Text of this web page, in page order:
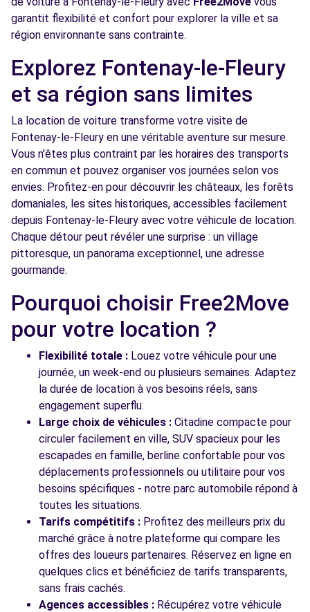
Free2Move Rent - AUTO SERVICE PORT
MARLY - LE PORT-MARLY (C)
km
27 ROUTE DE VERSAILLES
LE PORT-MARLY, 78560
Voir l'agence
Free2Move Rent - GARAGE MARTEL & FILS -
JOUARS-PONTCHARTRAIN (C)
8.8
5 ROUTE DE MOULIN NEUF
JOUARS-PONTCHARTRAIN, 78760
Voir l'agence
Free2Move Rent - DAW - MAGNY-LES-
HAMEAUX (C)
9.6
MAGNY-LES-HAMEAUX, 78114
Voir l'agence
Voir toutes les agences
garantit flexibilité et confort pour explorer la ville et sa
région environnante sans contrainte.
Explorez Fontenay-le-Fleury
et sa région sans limites
La location de voiture transforme votre visite de
Fontenay-le-Fleury en une véritable aventure sur mesure.
Vous n'êtes plus contraint par les horaires des transports
en commun et pouvez organiser vos journées selon vos
envies. Profitez-en pour découvrir les châteaux, les forêts
domaniales, les sites historiques, accessibles facilement
depuis Fontenay-le-Fleury avec votre véhicule de location.
Chaque détour peut révéler une surprise : un village
pittoresque, un panorama exceptionnel, une adresse
gourmande.
Pourquoi choisir Free2Move
pour votre location ?
Flexibilité totale : Louez votre véhicule pour une
journée, un week-end ou plusieurs semaines. Adaptez
la durée de location à vos besoins réels, sans
engagement superflu.
Large choix de véhicules : Citadine compacte pour
circuler facilement en ville, SUV spacieux pour les
escapades en famille, berline confortable pour vos
déplacements professionnels ou utilitaire pour vos
besoins spécifiques - notre parc automobile répond à
toutes les situations.
Tarifs compétitifs : Profitez des meilleurs prix du
marché grâce à notre plateforme qui compare les
offres des loueurs partenaires. Réservez en ligne en
quelques clics et bénéficiez de tarifs transparents,
sans frais cachés.
Agences accessibles : Récupérez votre véhicule